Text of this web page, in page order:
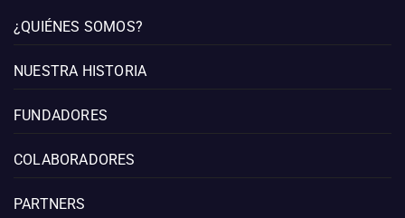
¿QUIÉNES SOMOS?
NUESTRA HISTORIA
FUNDADORES
COLABORADORES
PARTNERS